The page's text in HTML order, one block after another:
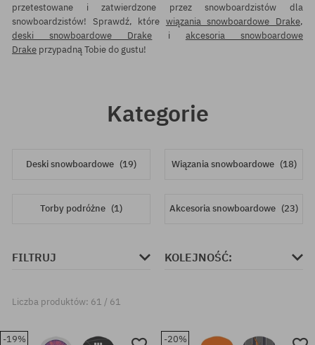
przetestowane i zatwierdzone przez snowboardzistów dla
snowboardzistów! Sprawdź, które wiązania snowboardowe Drake,
deski snowboardowe Drake i akcesoria snowboardowe
Drake przypadną Tobie do gustu!
Kategorie
Deski snowboardowe (19) Wiązania snowboardowe (18)
Torby podróżne (1) Akcesoria snowboardowe (23)
FILTRUJ KOLEJNOŚĆ:
Liczba produktów: 61 / 61
-19% -20%